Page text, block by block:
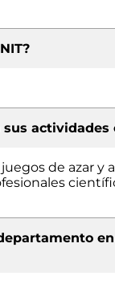
sus actividades
de azar y